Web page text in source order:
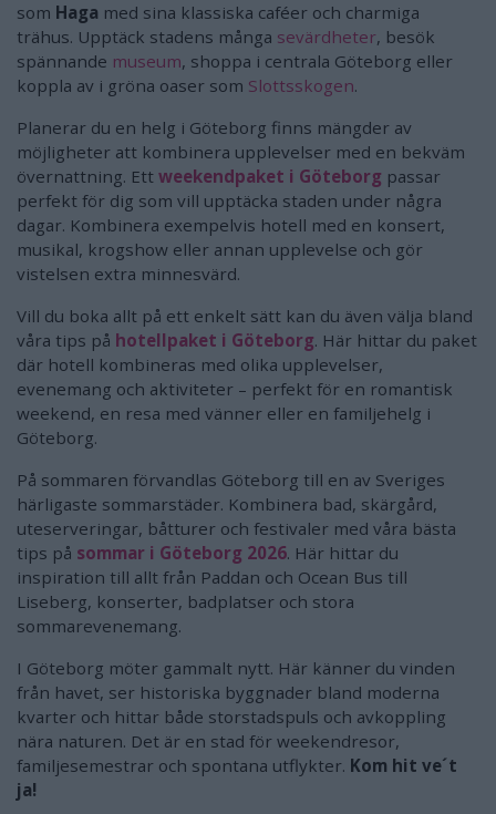
som Haga med sina klassiska caféer och charmiga
trähus. Upptäck stadens många sevärdheter, besök
spännande museum, shoppa i centrala Göteborg eller
koppla av i gröna oaser som Slottsskogen.
Planerar du en helg i Göteborg finns mängder av
möjligheter att kombinera upplevelser med en bekväm
övernattning. Ett weekendpaket i Göteborg passar
perfekt för dig som vill upptäcka staden under några
dagar. Kombinera exempelvis hotell med en konsert,
musikal, krogshow eller annan upplevelse och gör
vistelsen extra minnesvärd.
Vill du boka allt på ett enkelt sätt kan du även välja bland
våra tips på hotellpaket i Göteborg. Här hittar du paket
där hotell kombineras med olika upplevelser,
evenemang och aktiviteter – perfekt för en romantisk
weekend, en resa med vänner eller en familjehelg i
Göteborg.
På sommaren förvandlas Göteborg till en av Sveriges
härligaste sommarstäder. Kombinera bad, skärgård,
uteserveringar, båtturer och festivaler med våra bästa
tips på sommar i Göteborg 2026. Här hittar du
inspiration till allt från Paddan och Ocean Bus till
Liseberg, konserter, badplatser och stora
sommarevenemang.
I Göteborg möter gammalt nytt. Här känner du vinden
från havet, ser historiska byggnader bland moderna
kvarter och hittar både storstadspuls och avkoppling
nära naturen. Det är en stad för weekendresor,
familjesemestrar och spontana utflykter. Kom hit ve´t
ja!